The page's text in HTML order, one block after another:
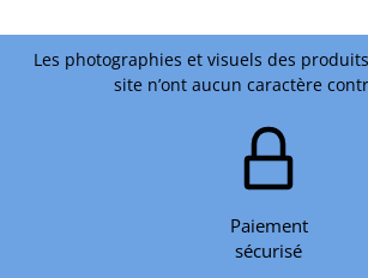
Les photographies et visuels des
site n’ont aucun caractère
Paiement
sécurisé